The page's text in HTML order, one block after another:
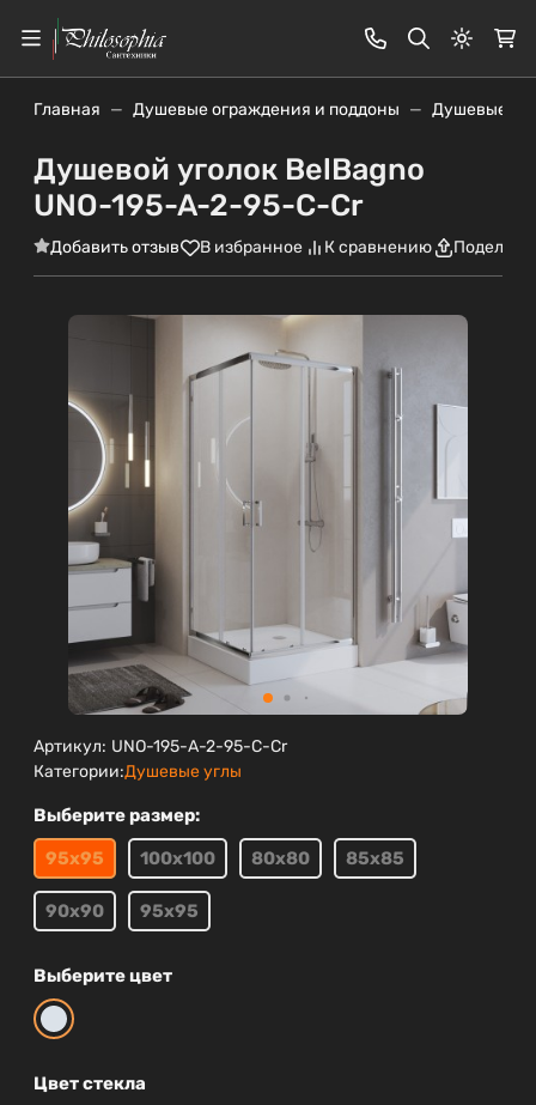
Главная Душевые ограждения и поддоны Душевые
Душевой уголок BelBagno
UNO-195-A-2-95-C-Cr
Добавить отзыв В избранное К сравнению
Артикул: UNO-195-A-2-95-C-Cr
Категории:Душевые углы
Выберите размер:
95х95
100х100 80х80 85х85
90х90 95х95
Выберите цвет
Цвет стекла